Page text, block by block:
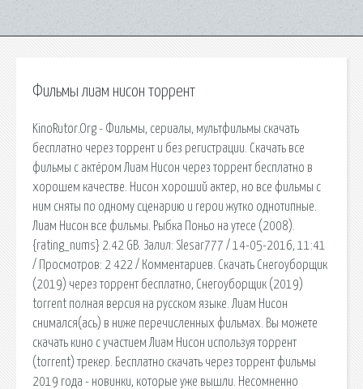
Фильмы лиам нисон торрент
KinoRutor.Org - Фильмы, сериалы, мультфильмы скачать
бесплатно через торрент и без регистрации. Скачать все
фильмы с актёром Лиам Нисон через торрент бесплатно в
хорошем качестве. Нисон хороший актер, но все фильмы с
ним сняты по одному сценарию и герои жутко однотипные.
Лиам Нисон все фильмы. Рыбка Поньо на утесе (2008).
{rating_nums} 2.42 GB. Залил: Slesar777 / 14-05-2016, 11:41
/ Просмотров: 2 422 / Комментариев. Скачать Снегоуборщик
(2019) через торрент бесплатно, Снегоуборщик (2019)
torrent полная версия на русском языке. Лиам Нисон
снимался(ась) в ниже перечисленных фильмах. Вы можете
скачать кино с участием Лиам Нисон используя торрент
(torrent) трекер. Бесплатно скачать через торрент фильмы
2019 года - новинки, которые уже вышли. Несомненно